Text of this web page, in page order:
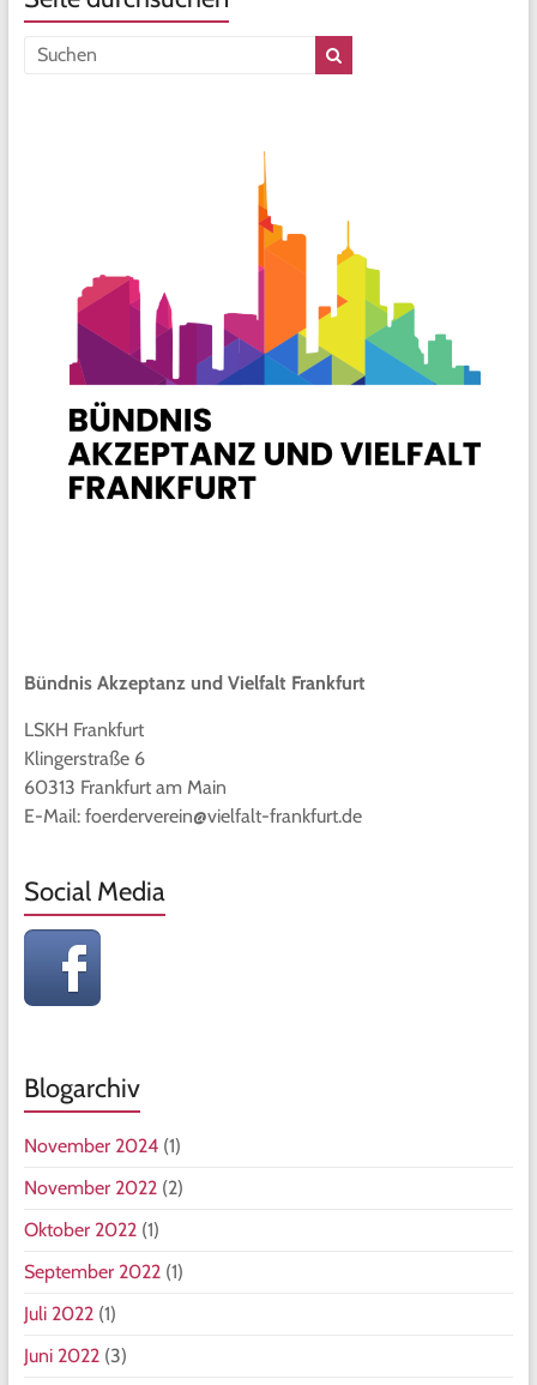
Bündnis Akzeptanz und Vielfalt Frankfurt
LSKH Frankfurt
Klingerstraße 6
60313 Frankfurt am Main
E-Mail: foerderverein@vielfalt-frankfurt.de
Social Media
Blogarchiv
November 2024(1)
November 2022(2)
Oktober 2022(1)
September 2022(1)
Juli 2022(1)
Juni 2022(3)